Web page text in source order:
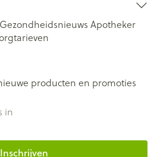
Gezondheidsnieuws Apotheker
producten en promoties
Inschrijven